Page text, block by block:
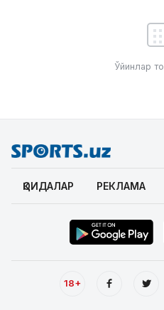
Ўйинлар
ҚОИДАЛАР РЕКЛАМА
18+